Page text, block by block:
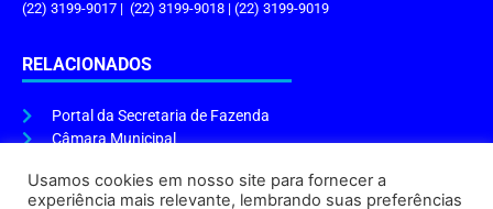
(22) 3199-9017 | (22) 3199-9018 | (22) 3199-9019
RELACIONADOS
Portal da Secretaria de Fazenda
Câmara Municipal
ENDEREÇO E HORÁRIO
Usamos cookies em nosso site para fornecer a
experiência mais relevante, lembrando suas preferências